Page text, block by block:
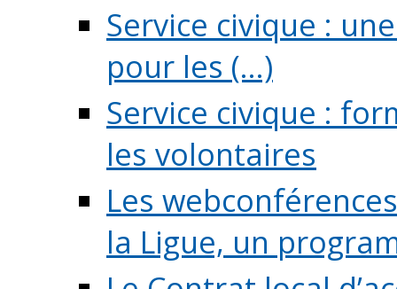
Service civique :
pour les (...)
Service civique :
les volontaires
Les
la Ligue, un